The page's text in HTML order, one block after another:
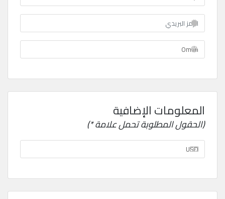
المعلومات الإضافية
(الحقول المطلوبة تحمل علامة *)